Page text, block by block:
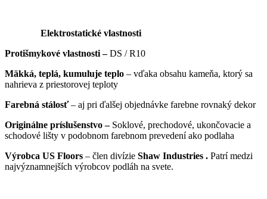
Elektrostatické vlastnosti
Protišmykové vlastnosti –DS / R10
Mäkká, teplá, kumuluje teplo – vďaka obsahu kameňa, ktorý sa
nahrieva z priestorovej teploty
Farebná stálosť– aj pri ďalšej objednávke farebne rovnaký dekor
Originálne príslušenstvo – Soklové, prechodové, ukončovacie a
schodové lišty v podobnom farebnom prevedení ako podlaha
Výrobca US Floors – člen divízie Shaw Industries . Patrí medzi
najvýznamnejších výrobcov podláh na svete.